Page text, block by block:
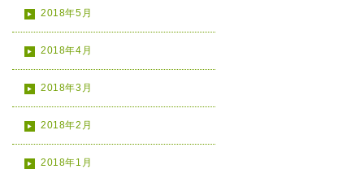
2018年5月
2018年4月
2018年3月
2018年2月
2018年1月